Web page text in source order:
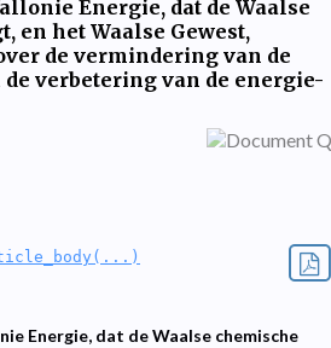
Energie, dat de Waalse
en het Waalse Gewest,
de vermindering van de
verbetering van de energie-
Energie, dat de Waalse chemische